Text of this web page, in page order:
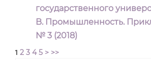
государственного
B. Промышленность.
№ 3 (2018)
1 2 3 4 5 > >>